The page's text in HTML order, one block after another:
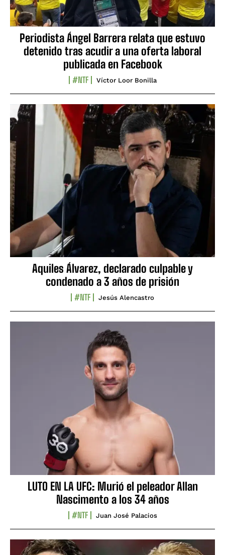
Periodista Ángel Barrera relata que estuvo
detenido tras acudir a una oferta laboral
publicada en Facebook
#NTF Víctor Loor Bonilla
Aquiles Álvarez, declarado culpable y
condenado a 3 años de prisión
#NTF Jesús Alencastro
LUTO EN LA UFC: Murió el peleador Allan
Nascimento a los 34 años
#NTF Juan José Palacios